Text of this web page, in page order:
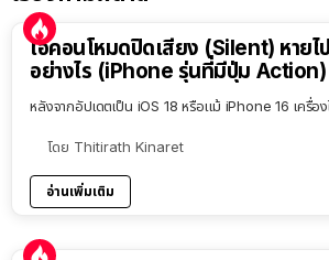
ไอคอนโหมดปิดเสียง (Silent) หายไ
อย่างไร (iPhone รุ่นที่มีปุ่ม Action)
หลังจากอัปเดตเป็น iOS 18 หรือแม้ iPhone 16 เครื่อ
โดย Thitirath Kinaret
อ่านเพิ่มเติม